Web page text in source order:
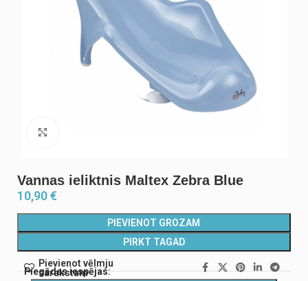
Vannas ieliktnis Maltex Zebra Blue
10,90€
PIEVIENOT GROZAM
PIRKT TAGAD
Pievienot vēlmju
sarakstam
Piegādes iespējas: